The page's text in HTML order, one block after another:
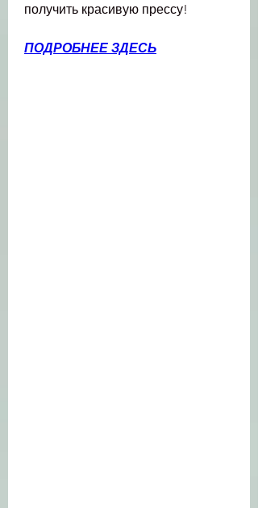
получить красивую прессу!
ПОДРОБНЕЕ ЗДЕСЬ